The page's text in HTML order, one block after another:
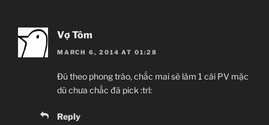
Vợ Tôm
MARCH 6, 2014 AT 01:28
Đú theo phong trào, chắc mai sẽ làm 1 cái PV mặc
dù chưa chắc đã pick :trl:
Reply